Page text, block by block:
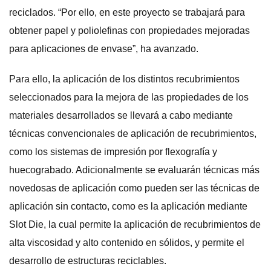
reciclados. “Por ello, en este proyecto se trabajará para
obtener papel y poliolefinas con propiedades mejoradas
para aplicaciones de envase”, ha avanzado.
Para ello, la aplicación de los distintos recubrimientos
seleccionados para la mejora de las propiedades de los
materiales desarrollados se llevará a cabo mediante
técnicas convencionales de aplicación de recubrimientos,
como los sistemas de impresión por flexografía y
huecograbado. Adicionalmente se evaluarán técnicas más
novedosas de aplicación como pueden ser las técnicas de
aplicación sin contacto, como es la aplicación mediante
Slot Die, la cual permite la aplicación de recubrimientos de
alta viscosidad y alto contenido en sólidos, y permite el
desarrollo de estructuras reciclables.